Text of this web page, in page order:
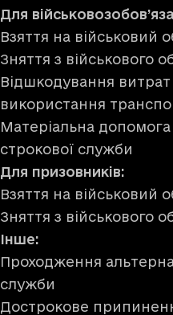
Для
Взяття на військовий
Зняття з військового
Відшкодування витрат
використання
Матеріальна допомога
строкової служби
Для призовників:
Взяття на військовий
Зняття з військового
Інше:
Проходження
служби
Дострокове